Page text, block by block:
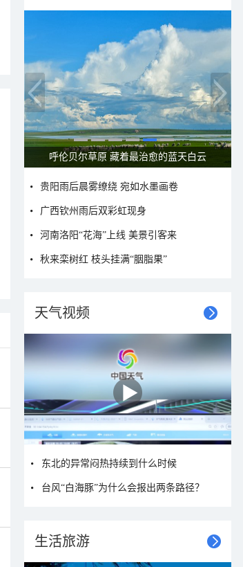
一组图感受水中消暑快乐瞬间
贵阳雨后晨雾缭绕 宛如水墨画卷
广西钦州雨后双彩虹现身
河南洛阳“花海”上线 美景引客来
秋来栾树红 枝头挂满“胭脂果”
天气视频
东北的异常闷热持续到什么时候
台风“白海豚”为什么会报出两条路径？
生活旅游